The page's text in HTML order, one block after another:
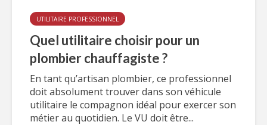
UTILITAIRE PROFESSIONNEL
Quel utilitaire choisir pour un
plombier chauffagiste ?
En tant qu’artisan plombier, ce professionnel
doit absolument trouver dans son véhicule
utilitaire le compagnon idéal pour exercer son
métier au quotidien. Le VU doit être...